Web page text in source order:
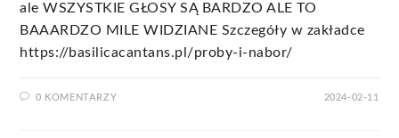
ale WSZYSTKIE GŁOSY SĄ BARDZO ALE TO
BAAARDZO MILE WIDZIANE Szczegóły w zakładce
https://basilicacantans.pl/proby-i-nabor/
0 KOMENTARZY 2024-02-11